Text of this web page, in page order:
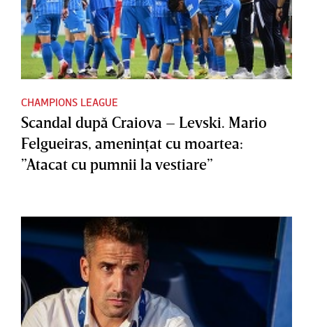
CHAMPIONS LEAGUE
Scandal după Craiova – Levski. Mario
Felgueiras, ameninţat cu moartea:
”Atacat cu pumnii la vestiare”